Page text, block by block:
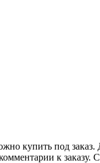
купить под
к заказу.